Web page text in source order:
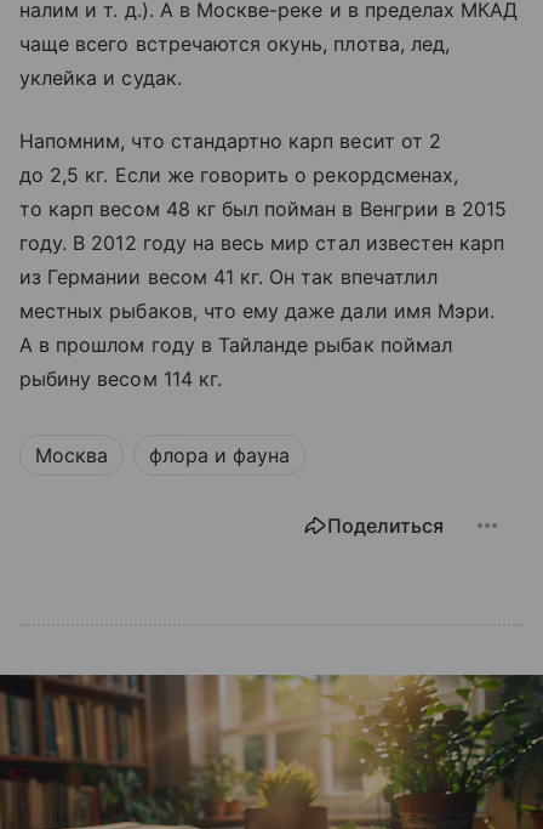
налим и т. д.). А в Москве-реке и в пределах МКАД
чаще всего встречаются окунь, плотва, лед,
уклейка и судак.
Напомним, что стандартно карп весит от 2
до 2,5 кг. Если же говорить о рекордсменах,
то карп весом 48 кг был пойман в Венгрии в 2015
году. В 2012 году на весь мир стал известен карп
из Германии весом 41 кг. Он так впечатлил
местных рыбаков, что ему даже дали имя Мэри.
А в прошлом году в Тайланде рыбак поймал
рыбину весом 114 кг.
Москва флора и фауна
Поделиться